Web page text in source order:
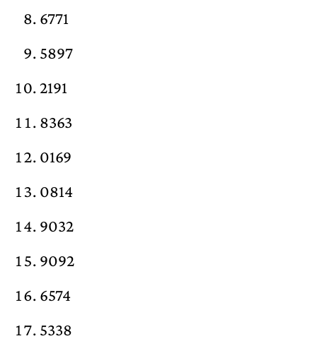
6771
5897
2191
8363
0169
0814
9032
9092
6574
5338